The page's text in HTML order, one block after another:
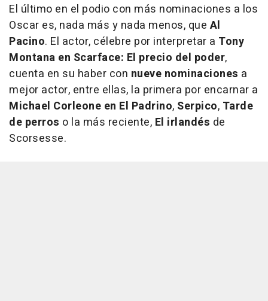
El último en el podio con más nominaciones a los
Oscar es, nada más y nada menos, que Al
Pacino. El actor, célebre por interpretar a Tony
Montana en Scarface: El precio del poder,
cuenta en su haber con nueve nominaciones a
mejor actor, entre ellas, la primera por encarnar a
Michael Corleone en El Padrino, Serpico, Tarde
de perros o la más reciente, El irlandés de
Scorsesse.